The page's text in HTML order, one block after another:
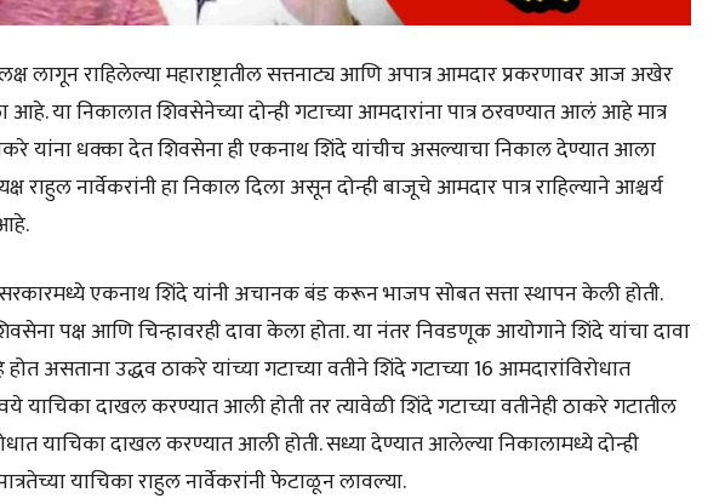
लागून राहिलेल्या महाराष्ट्रातील सत्तनाट्य आणि अपात्र आमदार प्रकरणावर आज अखेर
या निकालात शिवसेनेच्या दोन्ही गटाच्या आमदारांना पात्र ठरवण्यात आलं आहे मात्र
यांना धक्का देत शिवसेना ही एकनाथ शिंदे यांचीच असल्याचा निकाल देण्यात आला
राहुल नार्वेकरांनी हा निकाल दिला असून दोन्ही बाजूचे आमदार पात्र राहिल्याने आश्चर्य
एकनाथ शिंदे यांनी अचानक बंड करून भाजप सोबत सत्ता स्थापन केली होती.
पक्ष आणि चिन्हावरही दावा केला होता. या नंतर निवडणूक आयोगाने शिंदे यांचा दावा
होत असताना उद्धव ठाकरे यांच्या गटाच्या वतीने शिंदे गटाच्या 16 आमदारांविरोधात
याचिका दाखल करण्यात आली होती तर त्यावेळी शिंदे गटाच्या वतीनेही ठाकरे गटातील
याचिका दाखल करण्यात आली होती. सध्या देण्यात आलेल्या निकालामध्ये दोन्ही
याचिका राहुल नार्वेकरांनी फेटाळून लावल्या.